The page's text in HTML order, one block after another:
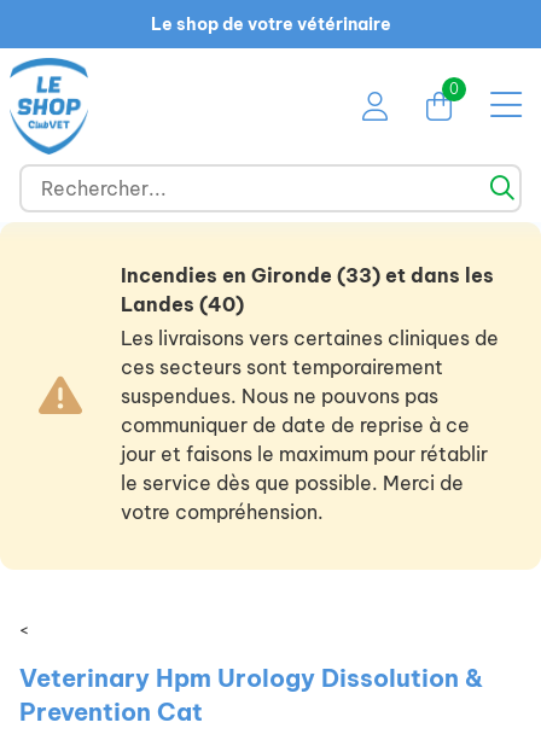
Le shop de votre vétérinaire
0
Incendies en Gironde (33) et dans les
Landes (40)
Les livraisons vers certaines cliniques de
ces secteurs sont temporairement
suspendues. Nous ne pouvons pas
communiquer de date de reprise à ce
jour et faisons le maximum pour rétablir
le service dès que possible. Merci de
votre compréhension.
<
Veterinary Hpm Urology Dissolution &
Prevention Cat